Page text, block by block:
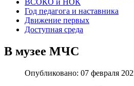
ВСОКО и НОК
Год педагога и наставника
Движение первых
Доступная среда
В музее МЧС
Опубликовано: 07 февраля